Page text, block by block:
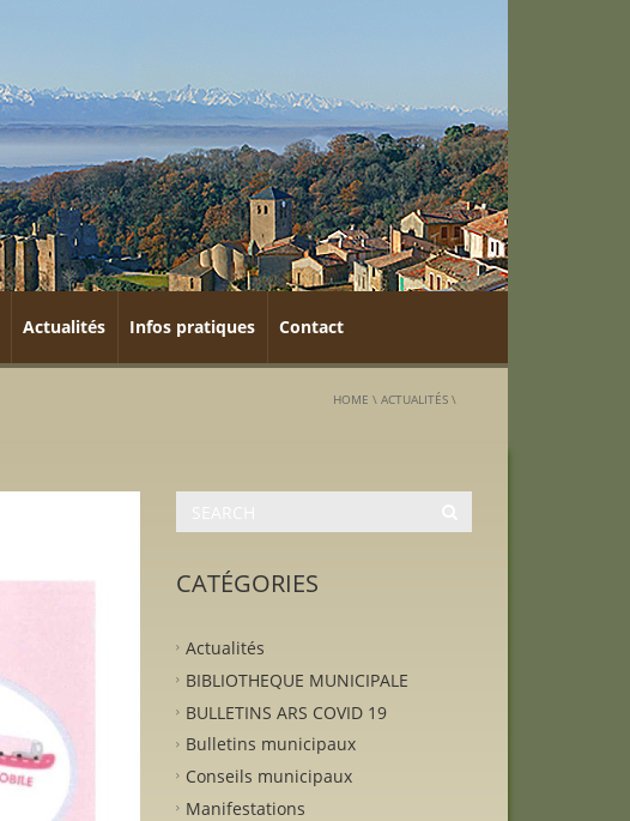
Actualités Infos pratiques Contact
HOME \ ACTUALITÉS\
CATÉGORIES
Actualités
BIBLIOTHEQUE MUNICIPALE
BULLETINS ARS COVID 19
Bulletins municipaux
Conseils municipaux
Manifestations